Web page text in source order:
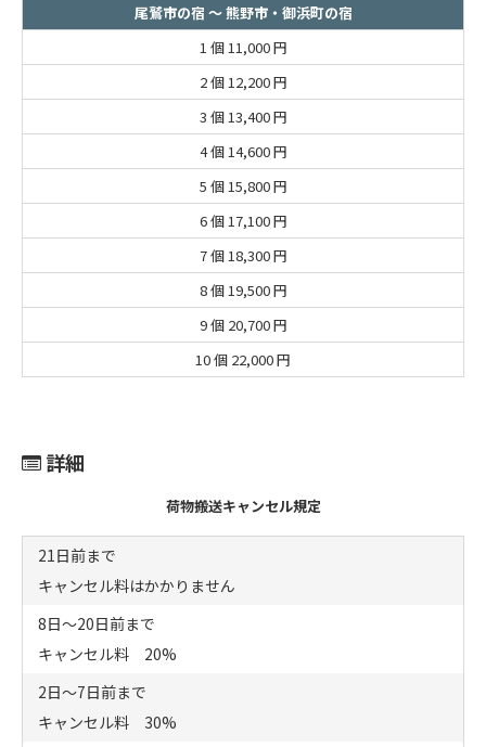
尾鷲市の宿 ～ 熊野市・御浜町の宿
1 個 11,000 円
2 個 12,200 円
3 個 13,400 円
4 個 14,600 円
5 個 15,800 円
6 個 17,100 円
7 個 18,300 円
8 個 19,500 円
9 個 20,700 円
10 個 22,000 円
詳細
荷物搬送キャンセル規定
21日前まで
キャンセル料はかかりません
8日～20日前まで
キャンセル料 20%
2日～7日前まで
キャンセル料 30%